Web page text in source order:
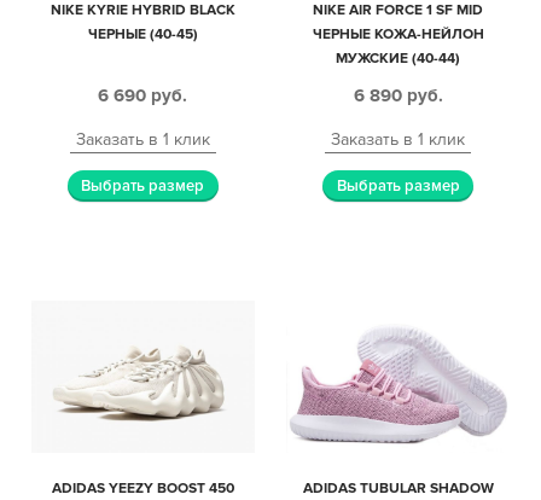
NIKE KYRIE HYBRID BLACK
ЧЕРНЫЕ (40-45)
6 690 руб.
Заказать в 1 клик
Выбрать размер
NIKE AIR FORCE 1 SF MID
ЧЕРНЫЕ КОЖА-НЕЙЛОН
МУЖСКИЕ (40-44)
6 890 руб.
Заказать в 1 клик
Выбрать размер
ADIDAS YEEZY BOOST 450
ADIDAS TUBULAR SHADOW